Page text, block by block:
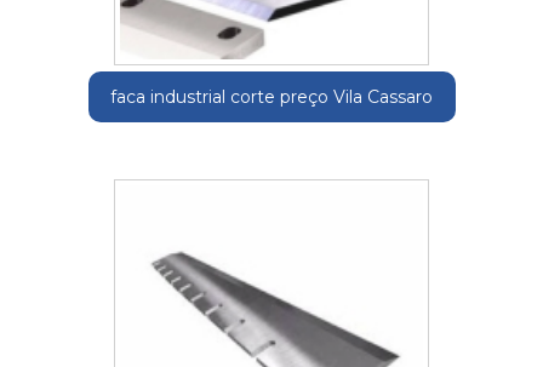
faca industrial corte preço Vila Cassaro